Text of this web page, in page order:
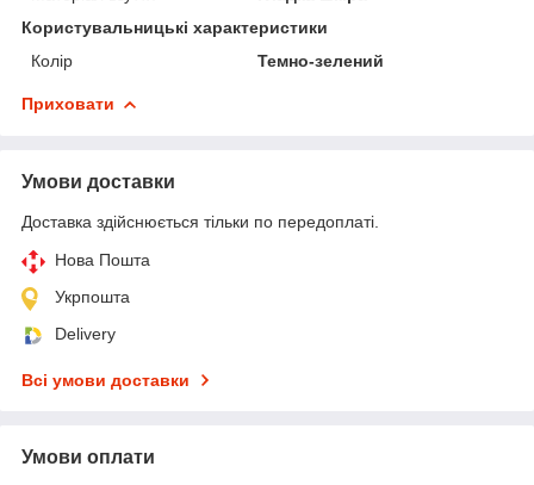
Користувальницькі характеристики
Колір
Темно-зелений
Приховати
Умови доставки
Доставка здійснюється тільки по передоплаті.
Нова Пошта
Укрпошта
Delivery
Всі умови доставки
Умови оплати